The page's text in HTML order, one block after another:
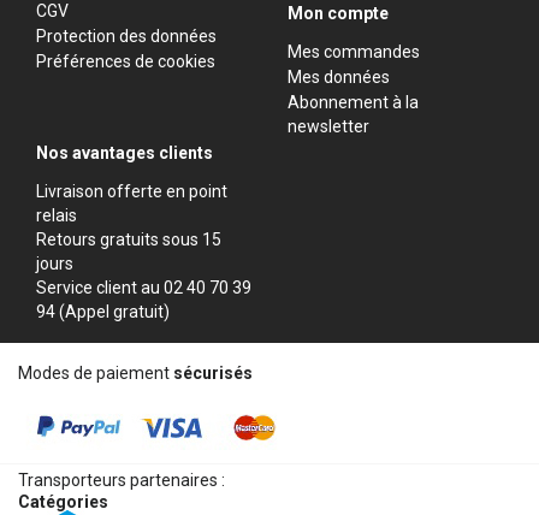
CGV
Protection des données
Préférences de cookies
Mon compte
Mes commandes
Mes données
Abonnement à la
newsletter
Nos avantages clients
Livraison offerte en point
relais
Retours gratuits sous 15
jours
Service client au 02 40 70 39
94 (Appel gratuit)
Modes de paiement sécurisés
Transporteurs partenaires :
Catégories